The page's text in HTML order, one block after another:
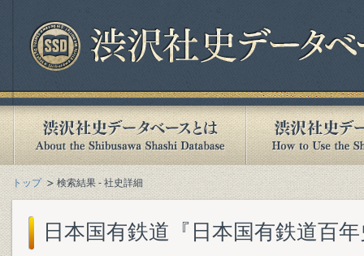
トップ 検索結果 - 社史詳細
日本国有鉄道『日本国有鉄道百